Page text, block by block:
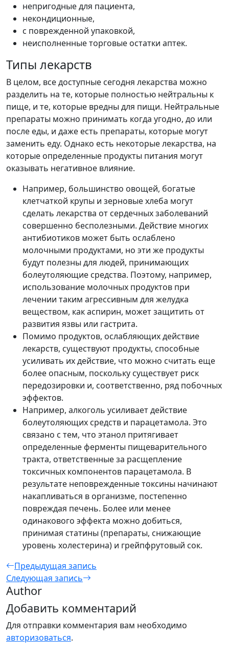
непригодные для пациента,
некондиционные,
с поврежденной упаковкой,
неисполненные торговые остатки аптек.
Типы лекарств
В целом, все доступные сегодня лекарства можно
разделить на те, которые полностью нейтральны к
пище, и те, которые вредны для пищи. Нейтральные
препараты можно принимать когда угодно, до или
после еды, и даже есть препараты, которые могут
заменить еду. Однако есть некоторые лекарства, на
которые определенные продукты питания могут
оказывать негативное влияние.
Например, большинство овощей, богатые
клетчаткой крупы и зерновые хлеба могут
сделать лекарства от сердечных заболеваний
совершенно бесполезными. Действие многих
антибиотиков может быть ослаблено
молочными продуктами, но эти же продукты
будут полезны для людей, принимающих
болеутоляющие средства. Поэтому, например,
использование молочных продуктов при
лечении таким агрессивным для желудка
веществом, как аспирин, может защитить от
развития язвы или гастрита.
Помимо продуктов, ослабляющих действие
лекарств, существуют продукты, способные
усиливать их действие, что можно считать еще
более опасным, поскольку существует риск
передозировки и, соответственно, ряд побочных
эффектов.
Например, алкоголь усиливает действие
болеутоляющих средств и парацетамола. Это
связано с тем, что этанол притягивает
определенные ферменты пищеварительного
тракта, ответственные за расщепление
токсичных компонентов парацетамола. В
результате неповрежденные токсины начинают
накапливаться в организме, постепенно
повреждая печень. Более или менее
одинакового эффекта можно добиться,
принимая статины (препараты, снижающие
уровень холестерина) и грейпфрутовый сок.
Предыдущая запись
Следующая запись
Author
Добавить комментарий
Для отправки комментария вам необходимо
авторизоваться.